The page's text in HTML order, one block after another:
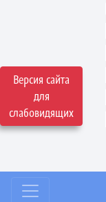
Версия сайта
для
слабовидящих